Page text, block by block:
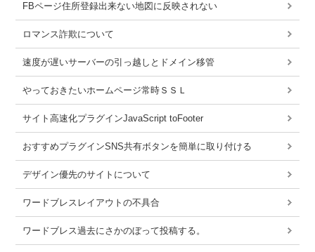
FBページ住所登録出来ない地図に反映されない
ロマンス詐欺について
速度が遅いサーバーの引っ越しとドメイン移管
やっておきたいホームページ常時ＳＳＬ
サイト高速化プラグインJavaScript toFooter
おすすめプラグインSNS共有ボタンを簡単に取り付ける
デザイン優先のサイトについて
ワードブレスレイアウトの不具合
ワードブレス過去にさかのぼって投稿する。